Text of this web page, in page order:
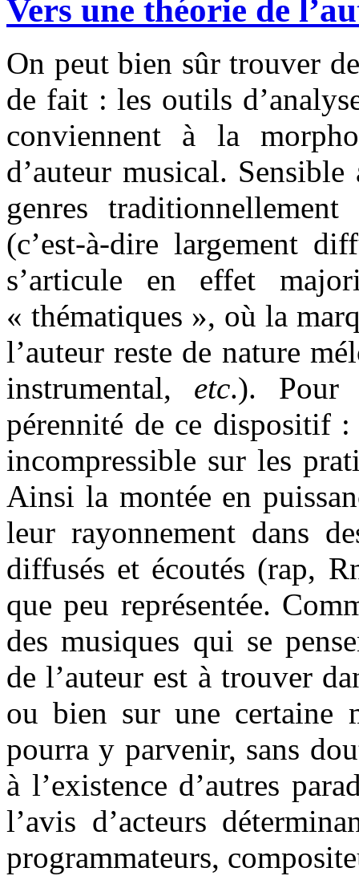
Vers une théorie de
On peut bien sûr trouver
de fait : les outils
conviennent à la
d’auteur musical.
genres
(c’est-à-dire largement
s’articule en effet
« thématiques », où la
l’auteur reste de nature
instrumental, etc.). Pour
pérennité de ce dispositif
incompressible sur les
Ainsi la montée en
leur rayonnement dans
diffusés et écoutés (rap,
que peu représentée.
des musiques qui se
de l’auteur est à trouver
ou bien sur une certaine
pourra y parvenir, sans
à l’existence d’autres
l’avis d’acteurs
programmateurs,